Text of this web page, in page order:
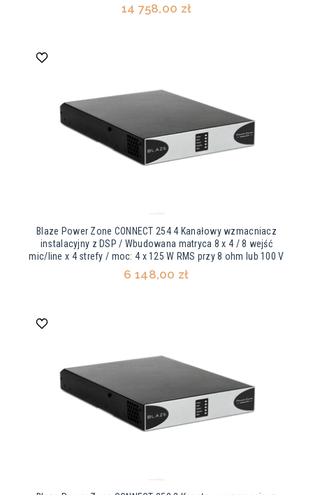
14 758,00 zł
Blaze Power Zone CONNECT 254 4 Kanałowy wzmacniacz
instalacyjny z DSP / Wbudowana matryca 8 x 4 / 8 wejść
mic/line x 4 strefy / moc: 4 x 125 W RMS przy 8 ohm lub 100 V
6 148,00 zł